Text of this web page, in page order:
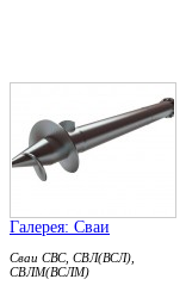
Галерея: Сваи
Сваи СВС, СВЛ(ВСЛ),
СВЛМ(ВСЛМ)